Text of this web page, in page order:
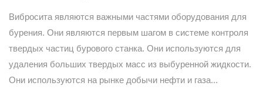
Вибросита являются важными частями оборудования для
бурения. Они являются первым шагом в системе контроля
твердых частиц бурового станка. Они используются для
удаления больших твердых масс из выбуренной жидкости.
Они используются на рынке добычи нефти и газа...